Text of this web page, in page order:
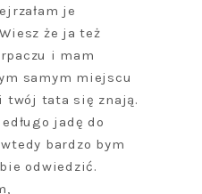
je
że ja też
i mam
samym miejscu
twój tata się znają.
jadę do
wtedy bardzo bym
odwiedzić.